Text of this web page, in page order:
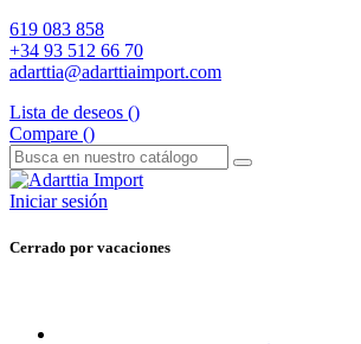
619 083 858
+34 93 512 66 70
adarttia@adarttiaimport.com
Lista de deseos ()
Compare ()
Iniciar sesión
Cerrado por vacaciones